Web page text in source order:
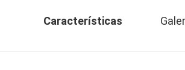
Características